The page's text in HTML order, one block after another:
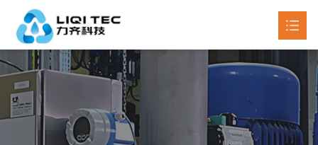
首页
关于我们
产品中心 